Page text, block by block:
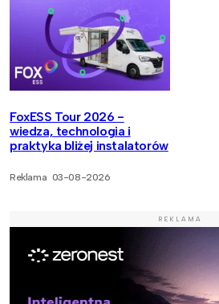
FoxESS Tour 2026 -
wiedza, technologia i
praktyka bliżej instalatorów
Reklama 03-08-2026
REKLAMA